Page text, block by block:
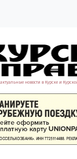
новости в Курске и